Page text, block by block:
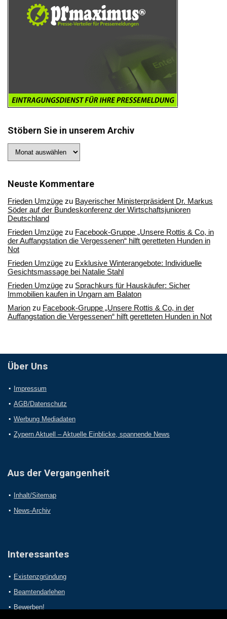
Stöbern Sie in unserem Archiv
Sie
Archiv
Neuste Kommentare
Frieden Umzüge zu Bayerischer Ministerpräsident Dr. Markus
Söder auf der Bundeskonferenz der Wirtschaftsjunioren
Deutschland
Frieden Umzüge zu Facebook-Gruppe „Unsere Rottis & Co, in
der Auffangstation die Vergessenen“ hilft geretteten Hunden in
Not
Frieden Umzüge zu Exklusive Winterangebote: Individuelle
Gesichtsmassage bei Natalie Stahl
Frieden Umzüge zu Sprachkurs für Hauskäufer: Sicher
Immobilien kaufen in Ungarn am Balaton
Marion zu Facebook-Gruppe „Unsere Rottis & Co, in der
Auffangstation die Vergessenen“ hilft geretteten Hunden in Not
Über Uns
Impressum
AGB/Datenschutz
Werbung Mediadaten
Zypern Aktuell – Aktuelle Einblicke, spannende News
Aus der Vergangenheit
Inhalt/Sitemap
News-Archiv
Interessantes
Existenzgründung
Beamtendarlehen
Bewerben!